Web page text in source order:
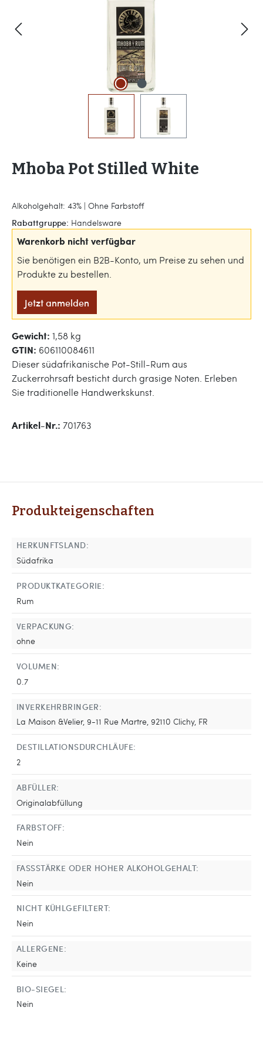
Mhoba Pot Stilled White
Alkoholgehalt: 43% | Ohne Farbstoff
Rabattgruppe: Handelsware
Warenkorb nicht verfügbar
Sie benötigen ein B2B-Konto, um Preise zu sehen und
Produkte zu bestellen.
Jetzt anmelden
Gewicht: 1,58 kg
GTIN: 606110084611
Dieser südafrikanische Pot-Still-Rum aus
Zuckerrohrsaft besticht durch grasige Noten. Erleben
Sie traditionelle Handwerkskunst.
Artikel-Nr.: 701763
Produkteigenschaften
HERKUNFTSLAND:
Südafrika
PRODUKTKATEGORIE:
Rum
VERPACKUNG:
ohne
VOLUMEN:
0.7
INVERKEHRBRINGER:
La Maison &Velier, 9-11 Rue Martre, 92110 Clichy, FR
DESTILLATIONSDURCHLÄUFE:
2
ABFÜLLER:
Originalabfüllung
FARBSTOFF:
Nein
FASSSTÄRKE ODER HOHER ALKOHOLGEHALT:
Nein
NICHT KÜHLGEFILTERT:
Nein
ALLERGENE:
Keine
BIO-SIEGEL:
Nein